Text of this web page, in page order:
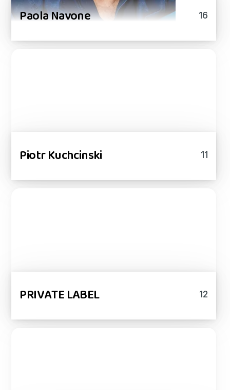
Paola Navone 16
Piotr Kuchcinski 11
PRIVATE LABEL 12